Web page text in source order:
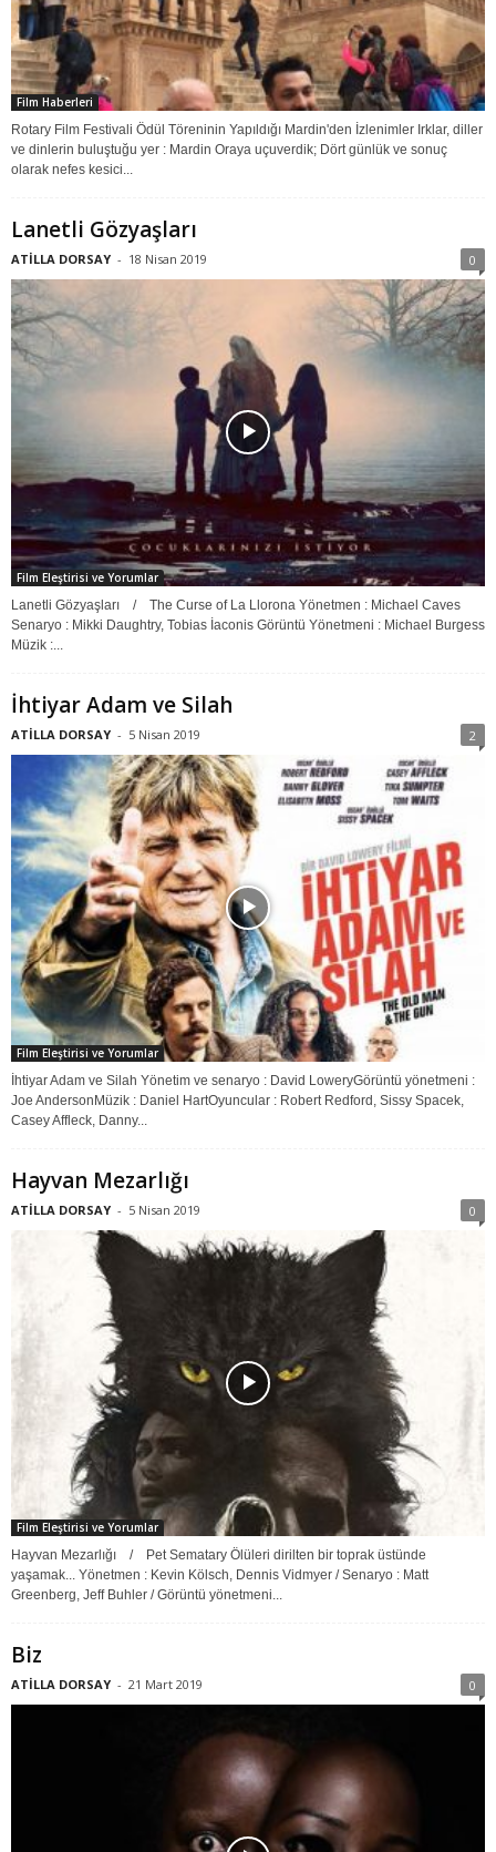
Film Haberleri
Rotary Film Festivali Ödül Töreninin Yapıldığı Mardin'den İzlenimler Irklar, diller
ve dinlerin buluştuğu yer : Mardin Oraya uçuverdik; Dört günlük ve sonuç
olarak nefes kesici...
Lanetli Gözyaşları
ATİLLA DORSAY - 18 Nisan 2019 0
Film Eleştirisi ve Yorumlar
Lanetli Gözyaşları / The Curse of La Llorona Yönetmen : Michael Caves
Senaryo : Mikki Daughtry, Tobias İaconis Görüntü Yönetmeni : Michael Burgess
Müzik :...
İhtiyar Adam ve Silah
ATİLLA DORSAY - 5 Nisan 2019 2
Film Eleştirisi ve Yorumlar
İhtiyar Adam ve Silah Yönetim ve senaryo : David LoweryGörüntü yönetmeni :
Joe AndersonMüzik : Daniel HartOyuncular : Robert Redford, Sissy Spacek,
Casey Affleck, Danny...
Hayvan Mezarlığı
ATİLLA DORSAY - 5 Nisan 2019 0
Film Eleştirisi ve Yorumlar
Hayvan Mezarlığı / Pet Sematary Ölüleri dirilten bir toprak üstünde
yaşamak... Yönetmen : Kevin Kölsch, Dennis Vidmyer / Senaryo : Matt
Greenberg, Jeff Buhler / Görüntü yönetmeni...
Biz
ATİLLA DORSAY - 21 Mart 2019 0